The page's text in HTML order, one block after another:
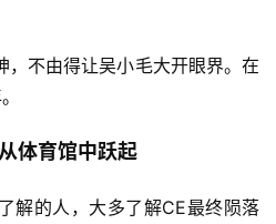
，不由得让吴小毛大开眼界。在
体育馆中跃起
解的人，大多了解CE最终陨落